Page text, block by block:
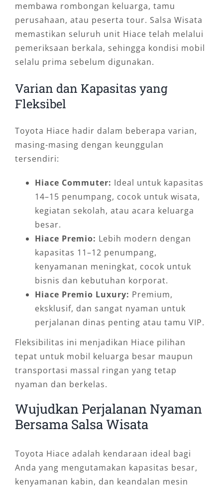
membawa rombongan keluarga, tamu
perusahaan, atau peserta tour. Salsa Wisata
memastikan seluruh unit Hiace telah melalui
pemeriksaan berkala, sehingga kondisi mobil
selalu prima sebelum digunakan.
Varian dan Kapasitas yang
Fleksibel
Toyota Hiace hadir dalam beberapa varian,
masing-masing dengan keunggulan
tersendiri:
Hiace Commuter: Ideal untuk kapasitas
14–15 penumpang, cocok untuk wisata,
kegiatan sekolah, atau acara keluarga
besar.
Hiace Premio: Lebih modern dengan
kapasitas 11–12 penumpang,
kenyamanan meningkat, cocok untuk
bisnis dan kebutuhan korporat.
Hiace Premio Luxury: Premium,
eksklusif, dan sangat nyaman untuk
perjalanan dinas penting atau tamu VIP.
Fleksibilitas ini menjadikan Hiace pilihan
tepat untuk mobil keluarga besar maupun
transportasi massal ringan yang tetap
nyaman dan berkelas.
Wujudkan Perjalanan Nyaman
Bersama Salsa Wisata
Toyota Hiace adalah kendaraan ideal bagi
Anda yang mengutamakan kapasitas besar,
kenyamanan kabin, dan keandalan mesin